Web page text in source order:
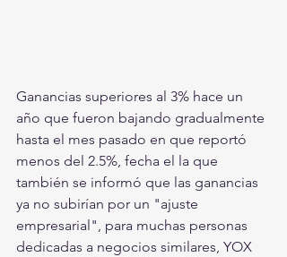
Ganancias superiores al 3% hace un
año que fueron bajando gradualmente
hasta el mes pasado en que reportó
menos del 2.5%, fecha el la que
también se informó que las ganancias
ya no subirían por un "ajuste
empresarial", para muchas personas
dedicadas a negocios similares, YOX